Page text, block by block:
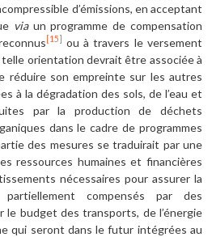
d’émissions, en acceptant
via un programme de compensation
[15]
ou à travers le versement
telle orientation devrait être associée à
réduire son empreinte sur les autres
à la dégradation des sols, de l’eau et
par la production de déchets
dans le cadre de programmes
des mesures se traduirait par une
ressources humaines et financières
nécessaires pour assurer la
compensés par des
le budget des transports, de l’énergie
qui seront dans le futur intégrées au